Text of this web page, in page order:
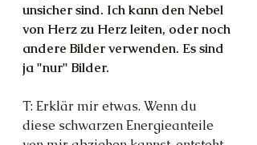
unsicher sind. Ich kann den Nebel
von Herz zu Herz leiten, oder noch
andere Bilder verwenden. Es sind
ja "nur" Bilder.
T: Erklär mir etwas. Wenn du
diese schwarzen Energieanteile